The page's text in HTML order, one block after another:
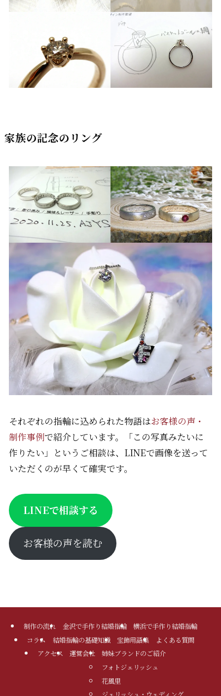
家族の記念のリング
それぞれの指輪に込められた物語はお客様の声・
制作事例で紹介しています。「この写真みたいに
作りたい」というご相談は、LINEで画像を送って
いただくのが早くて確実です。
LINEで相談する
お客様の声を読む
制作の流れ 金沢で手作り結婚指輪
横浜で手作り結婚指輪
コラム
結婚指輪の基礎知識 宝飾用語集
よくある質問
アクセス
運営会社
姉妹ブランドのご紹介
フォトジェリッシュ
花風里